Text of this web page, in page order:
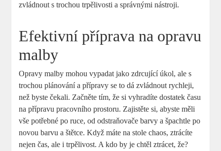
zvládnout s trochou trpělivosti a správnými nástroji.
Efektivní příprava na opravu
malby
Opravy malby mohou vypadat jako zdrcující úkol, ale s
trochou plánování a přípravy se to dá zvládnout rychleji,
než byste čekali. Začněte tím, že si vyhradíte dostatek času
na přípravu pracovního prostoru. Zajistěte si, abyste měli
vše potřebné po ruce, od odstraňovače barvy a špachtle po
novou barvu a štětce. Když máte na stole chaos, ztrácíte
nejen čas, ale i trpělivost. A kdo by je chtěl ztrácet, že?